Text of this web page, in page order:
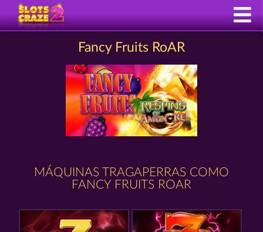
Fancy Fruits RoAR
MÁQUINAS TRAGAPERRAS COMO
FANCY FRUITS ROAR